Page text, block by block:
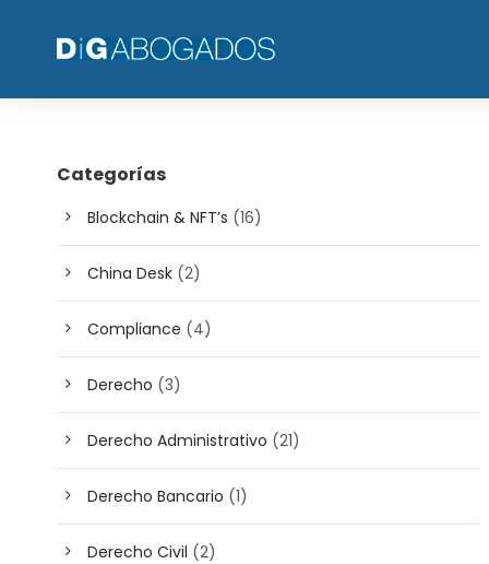
Categorías
Blockchain & NFT’s (16)
China Desk (2)
Compliance (4)
Derecho (3)
Derecho Administrativo (21)
Derecho Bancario (1)
Derecho Civil (2)